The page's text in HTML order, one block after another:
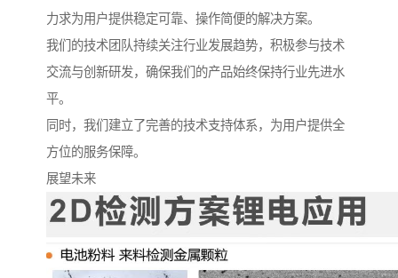
力求为用户提供稳定可靠、操作简便的解决方案。
我们的技术团队持续关注行业发展趋势，积极参与技术
交流与创新研发，确保我们的产品始终保持行业先进水
平。
同时，我们建立了完善的技术支持体系，为用户提供全
方位的服务保障。
展望未来